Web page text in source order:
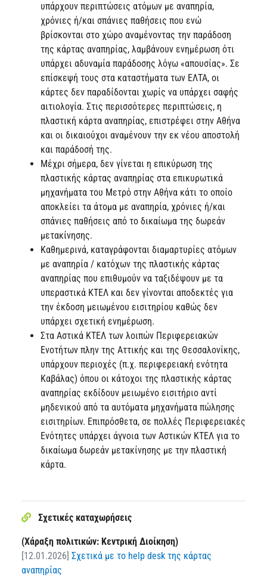
υπάρχουν περιπτώσεις ατόμων με αναπηρία,
χρόνιες ή/και σπάνιες παθήσεις που ενώ
βρίσκονται στο χώρο αναμένοντας την παράδοση
της κάρτας αναπηρίας, λαμβάνουν ενημέρωση ότι
υπάρχει αδυναμία παράδοσης λόγω «απουσίας». Σε
επίσκεψή τους στα καταστήματα των ΕΛΤΑ, οι
κάρτες δεν παραδίδονται χωρίς να υπάρχει σαφής
αιτιολογία. Στις περισσότερες περιπτώσεις, η
πλαστική κάρτα αναπηρίας, επιστρέφει στην Αθήνα
και οι δικαιούχοι αναμένουν την εκ νέου αποστολή
και παράδοσή της.
Μέχρι σήμερα, δεν γίνεται η επικύρωση της
πλαστικής κάρτας αναπηρίας στα επικυρωτικά
μηχανήματα του Μετρό στην Αθήνα κάτι το οποίο
αποκλείει τα άτομα με αναπηρία, χρόνιες ή/και
σπάνιες παθήσεις από το δικαίωμα της δωρεάν
μετακίνησης.
Καθημερινά, καταγράφονται διαμαρτυρίες ατόμων
με αναπηρία / κατόχων της πλαστικής κάρτας
αναπηρίας που επιθυμούν να ταξιδέψουν με τα
υπεραστικά ΚΤΕΛ και δεν γίνονται αποδεκτές για
την έκδοση μειωμένου εισιτηρίου καθώς δεν
υπάρχει σχετική ενημέρωση.
Στα Αστικά ΚΤΕΛ των λοιπών Περιφερειακών
Ενοτήτων πλην της Αττικής και της Θεσσαλονίκης,
υπάρχουν περιοχές (π.χ. περιφερειακή ενότητα
Καβάλας) όπου οι κάτοχοι της πλαστικής κάρτας
αναπηρίας εκδίδουν μειωμένο εισιτήριο αντί
μηδενικού από τα αυτόματα μηχανήματα πώλησης
εισιτηρίων. Επιπρόσθετα, σε πολλές Περιφερειακές
Ενότητες υπάρχει άγνοια των Αστικών ΚΤΕΛ για το
δικαίωμα δωρεάν μετακίνησης με την πλαστική
κάρτα.
Σχετικές καταχωρήσεις
(Χάραξη πολιτικών: Κεντρική Διοίκηση)
[12.01.2026] Σχετικά με το help desk της κάρτας
αναπηρίας